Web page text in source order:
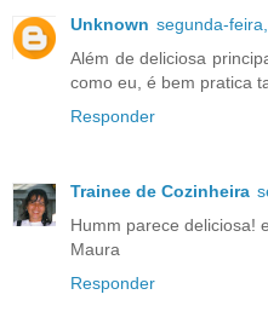
Unknown segunda-
Além de deliciosa
como eu, é bem pratica
Responder
Trainee de Cozinheira
Humm parece deliciosa!
Maura
Responder